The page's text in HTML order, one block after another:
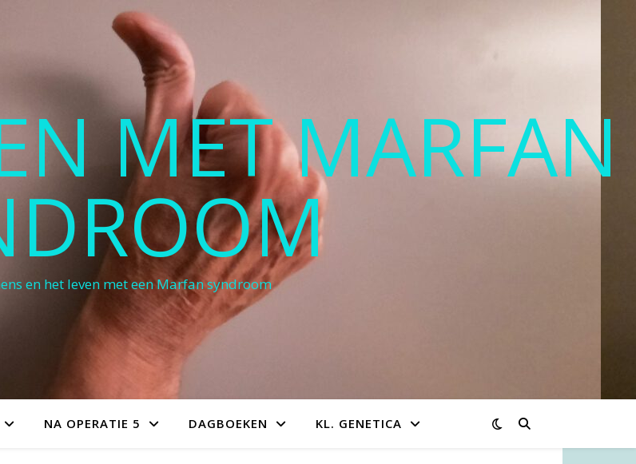
MET MARFAN
en het leven met een Marfan syndroom
NA OPERATIE 5 DAGBOEKEN KL. GENETICA